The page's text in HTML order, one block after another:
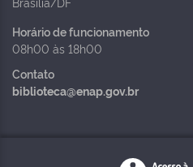
Horário de funcionamento
08h00 às 18h00
Contato
biblioteca@enap.gov.br